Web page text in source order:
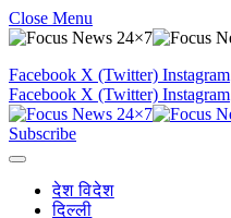
Close Menu
Facebook X (Twitter) Instagram
Facebook X (Twitter) Instagram
Subscribe
देश विदेश
दिल्ली